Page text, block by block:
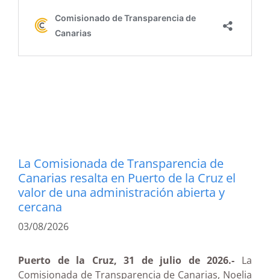
La Comisionada de Transparencia de
Canarias resalta en Puerto de la Cruz el
valor de una administración abierta y
cercana
03/08/2026
Puerto de la Cruz, 31 de julio de 2026.- La
Comisionada de Transparencia de Canarias, Noelia